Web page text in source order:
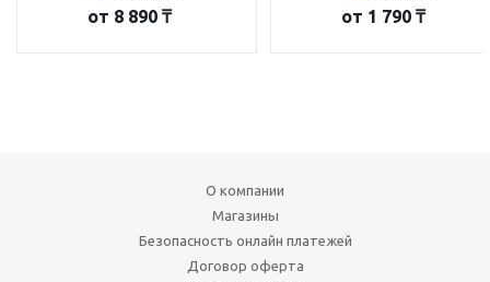
от 8 890 ₸ от 1 790 ₸
О компании
Магазины
Безопасность онлайн платежей
Договор оферта